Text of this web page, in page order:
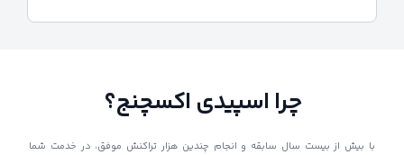
چرا اسپیدی اکسچنج؟
با بیش از بیست سال سابقه و انجام چندین هزار تراکنش موفق، در خدمت شما